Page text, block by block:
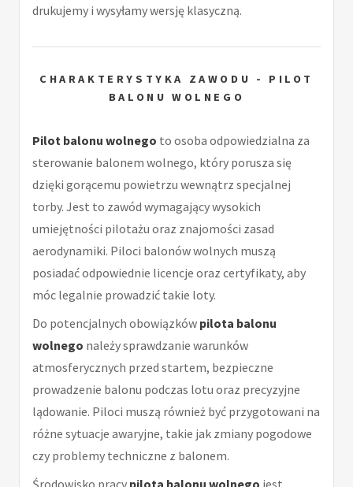
drukujemy i wysyłamy wersję klasyczną.
CHARAKTERYSTYKA ZAWODU - PILOT
BALONU WOLNEGO
Pilot balonu wolnego to osoba odpowiedzialna za
sterowanie balonem wolnego, który porusza się
dzięki gorącemu powietrzu wewnątrz specjalnej
torby. Jest to zawód wymagający wysokich
umiejętności pilotażu oraz znajomości zasad
aerodynamiki. Piloci balonów wolnych muszą
posiadać odpowiednie licencje oraz certyfikaty, aby
móc legalnie prowadzić takie loty.
Do potencjalnych obowiązków pilota balonu
wolnego należy sprawdzanie warunków
atmosferycznych przed startem, bezpieczne
prowadzenie balonu podczas lotu oraz precyzyjne
lądowanie. Piloci muszą również być przygotowani na
różne sytuacje awaryjne, takie jak zmiany pogodowe
czy problemy techniczne z balonem.
Środowisko pracy pilota balonu wolnego jest